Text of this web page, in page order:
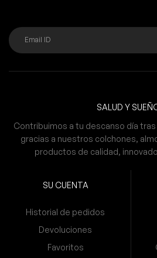
SALUD Y
Contribuimos a tu descanso día
gracias a nuestros colchones,
productos de calidad,
SU CUENTA
Historial de pedidos
Devoluciones
Favoritos